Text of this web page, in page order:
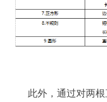
此外，通过对两根